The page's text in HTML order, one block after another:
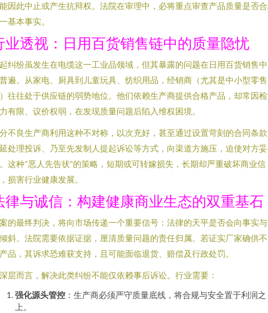
因此中止或产生抗辩权。法院在审理中，必将重点审查产品质量是否
基本事实。
业透视：日用百货销售链中的质量隐忧
纠纷虽发生在电缆这一工业品领域，但其暴露的问题在日用百货销售
遍。从家电、厨具到儿童玩具、纺织用品，经销商（尤其是中小型零售
往往处于供应链的弱势地位。他们依赖生产商提供合格产品，却常因
有限、议价权弱，在发现质量问题后陷入维权困境。
不良生产商利用这种不对称，以次充好，甚至通过设置苛刻的合同条
处理投诉、乃至先发制人提起诉讼等方式，向渠道方施压，迫使对方妥
这种“恶人先告状”的策略，短期或可转嫁损失，长期却严重破坏商业信
损害行业健康发展。
律与诚信：构建健康商业生态的双重基石
的最终判决，将向市场传递一个重要信号：法律的天平是否会向事实
斜。法院需要依据证据，厘清质量问题的责任归属。若证实厂家确供
品，其诉求恐难获支持，且可能面临退货、赔偿及行政处罚。
层而言，解决此类纠纷不能仅依赖事后诉讼。行业需要：
强化源头管控 ：生产商必须严守质量底线，将合规与安全置于利润之
上。